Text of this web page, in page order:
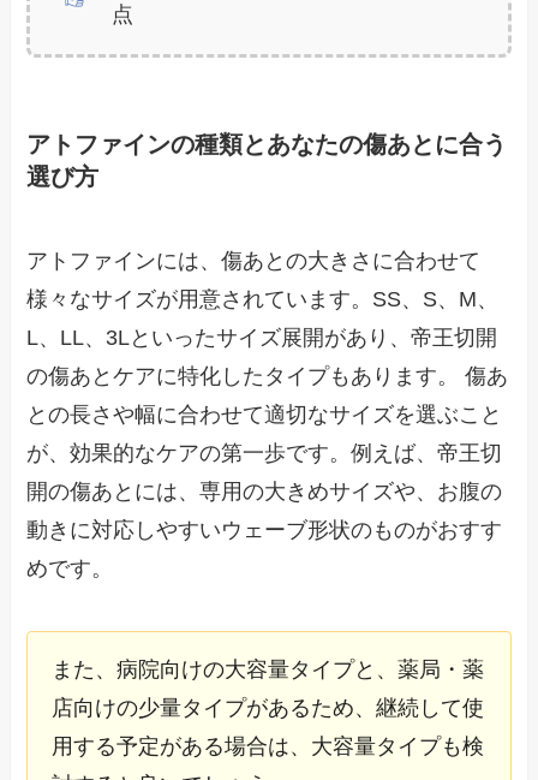
点
アトファインの種類とあなたの傷あとに合う
選び方
アトファインには、傷あとの大きさに合わせて
様々なサイズが用意されています。SS、S、M、
L、LL、3Lといったサイズ展開があり、帝王切開
の傷あとケアに特化したタイプもあります。 傷あ
との長さや幅に合わせて適切なサイズを選ぶこと
が、効果的なケアの第一歩です。例えば、帝王切
開の傷あとには、専用の大きめサイズや、お腹の
動きに対応しやすいウェーブ形状のものがおすす
めです。
また、病院向けの大容量タイプと、薬局・薬
店向けの少量タイプがあるため、継続して使
用する予定がある場合は、大容量タイプも検